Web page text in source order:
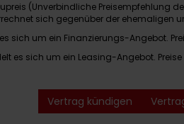
(Unverbindliche Preisempfehlung
sich gegenüber der
sich um ein Finanzierungs-Angebot.
es sich um ein Leasing-Angebot.
Vertrag kündigen